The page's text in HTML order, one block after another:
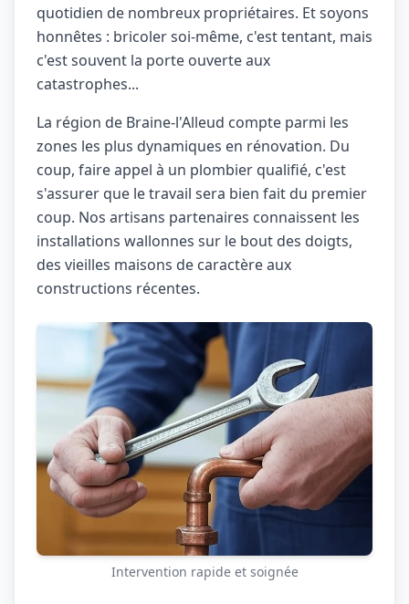
quotidien de nombreux propriétaires. Et soyons
honnêtes : bricoler soi-même, c'est tentant, mais
c'est souvent la porte ouverte aux
catastrophes...
La région de Braine-l'Alleud compte parmi les
zones les plus dynamiques en rénovation. Du
coup, faire appel à un plombier qualifié, c'est
s'assurer que le travail sera bien fait du premier
coup. Nos artisans partenaires connaissent les
installations wallonnes sur le bout des doigts,
des vieilles maisons de caractère aux
constructions récentes.
Intervention rapide et soignée